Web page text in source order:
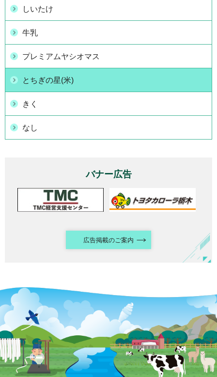
しいたけ
牛乳
プレミアムヤシオマス
とちぎの星(米)
きく
なし
バナー広告
広告掲載のご案内